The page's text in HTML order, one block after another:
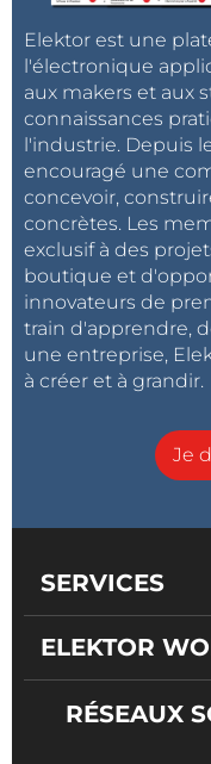
Elektor est une
l'électronique
aux makers et aux
connaissances
l'industrie. Depuis
encouragé une
concevoir,
concrètes. Les
exclusif à des
boutique et
innovateurs de
train d'apprendre,
une entreprise,
à créer et à grandir.
Je
SERVICES
ELEKTOR
RÉSEAUX